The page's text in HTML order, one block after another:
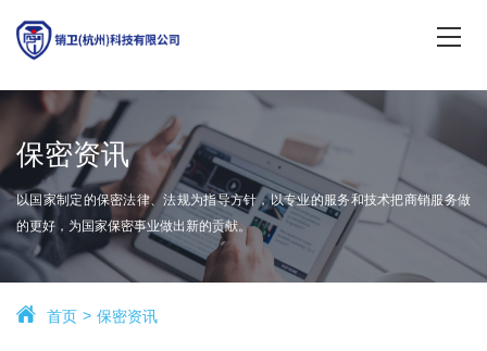
保密资讯
以国家制定的保密法律、法规为指导方针，以专业的服务和技术把商销服务做
的更好，为国家保密事业做出新的贡献。
首页 保密资讯